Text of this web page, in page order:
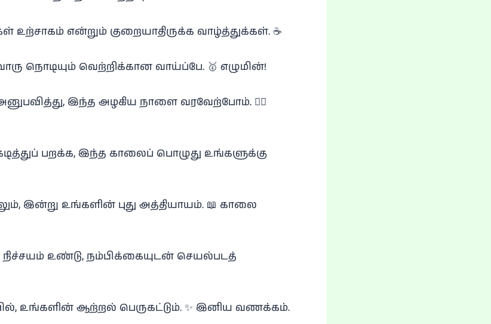
உற்சாகம் என்றும் குறையாதிருக்க வாழ்த்துக்கள். ☕
நொடியும் வெற்றிக்கான வாய்ப்பே. 🥇 எழுமின்!
இந்த அழகிய நாளை வரவேற்போம். 🧘‍♀️
பறக்க, இந்த காலைப் பொழுது உங்களுக்கு
இன்று உங்களின் புது அத்தியாயம். 📖 காலை
நிச்சயம் உண்டு, நம்பிக்கையுடன் செயல்படத்
உங்களின் ஆற்றல் பெருகட்டும். ✨ இனிய வணக்கம்.